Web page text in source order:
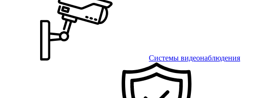
Системы видеонаблюдения